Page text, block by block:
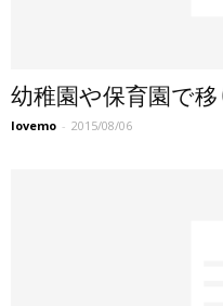
幼稚園や保育園で
lovemo - 2015/08/06